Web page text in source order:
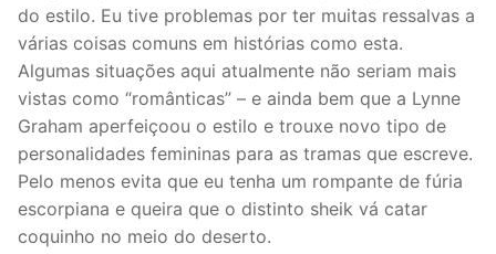
do estilo. Eu tive problemas por ter muitas ressalvas a
várias coisas comuns em histórias como esta.
Algumas situações aqui atualmente não seriam mais
vistas como “românticas” – e ainda bem que a Lynne
Graham aperfeiçoou o estilo e trouxe novo tipo de
personalidades femininas para as tramas que escreve.
Pelo menos evita que eu tenha um rompante de fúria
escorpiana e queira que o distinto sheik vá catar
coquinho no meio do deserto.